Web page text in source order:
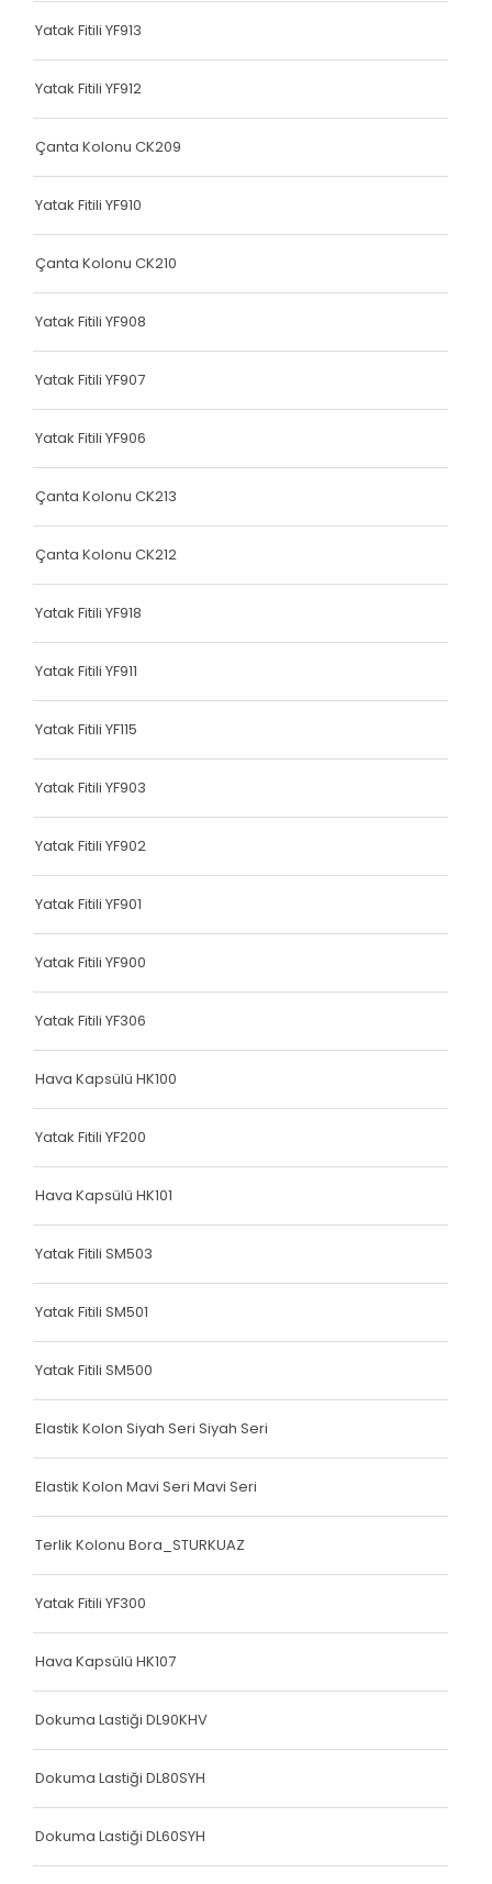
Hava Kapsülü
Hava Kapsülü
Hava Kapsülü
Dokuma Lastiği
Hava Kapsülü
Terlik Kolonu
Terlik Kolonu
Terlik Kolonu
Terlik Kolonu
Terlik Kolonu
Terlik Kolonu
Terlik Kolonu
Terlik Kolonu
Terlik Kolonu
Terlik Kolonu
Terlik Kolonu
Terlik Kolonu
Terlik Kolonu
Terlik Kolonu
Terlik Kolonu
Terlik Kolonu
Terlik Kolonu
Terlik Kolonu
Spanzed Kolonu
Polis Yeleği
Yatak Fitili
Yatak Fitili
Yatak Fitili YF913
Yatak Fitili YF912
Çanta Kolonu CK209
Yatak Fitili YF910
Çanta Kolonu CK210
Yatak Fitili YF908
Yatak Fitili YF907
Yatak Fitili YF906
Çanta Kolonu CK213
Çanta Kolonu CK212
Yatak Fitili YF918
Yatak Fitili YF911
Yatak Fitili YF115
Yatak Fitili YF903
Yatak Fitili YF902
Yatak Fitili YF901
Yatak Fitili YF900
Yatak Fitili YF306
Hava Kapsülü HK100
Yatak Fitili YF200
Hava Kapsülü HK101
Yatak Fitili SM503
Yatak Fitili SM501
Yatak Fitili SM500
Elastik Kolon Siyah Seri Siyah Seri
Elastik Kolon Mavi Seri Mavi Seri
Terlik Kolonu Bora_STURKUAZ
Yatak Fitili YF300
Hava Kapsülü HK107
Dokuma Lastiği DL90KHV
Dokuma Lastiği DL80SYH
Dokuma Lastiği DL60SYH